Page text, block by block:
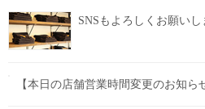
SNSもよろしくお願いし
【本日の店舗営業時間変更のお知ら